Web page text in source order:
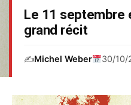
Le 11 septembre
grand récit
✍️Michel Weber 30/10/